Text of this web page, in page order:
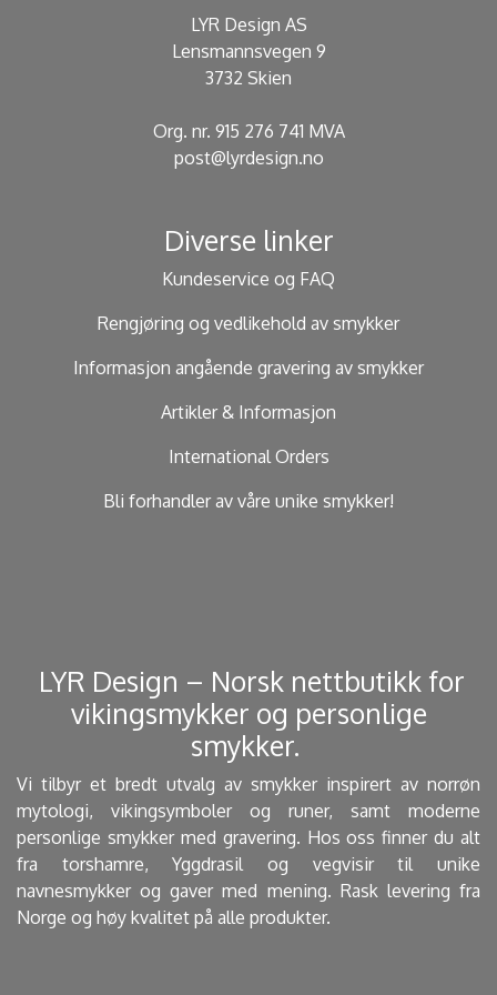
LYR Design AS
Lensmannsvegen 9
3732 Skien
Org. nr. 915 276 741 MVA
post@lyrdesign.no
Diverse linker
Kundeservice og FAQ
Rengjøring og vedlikehold av smykker
Informasjon angående gravering av smykker
Artikler & Informasjon
International Orders
Bli forhandler av våre unike smykker!
​ LYR Design – Norsk nettbutikk for
vikingsmykker og personlige
smykker. ​
Vi tilbyr et bredt utvalg av smykker inspirert av norrøn
mytologi, vikingsymboler og runer, samt moderne
personlige smykker med gravering. Hos oss finner du alt
fra torshamre, Yggdrasil og vegvisir til unike
navnesmykker og gaver med mening. Rask levering fra
Norge og høy kvalitet på alle produkter.